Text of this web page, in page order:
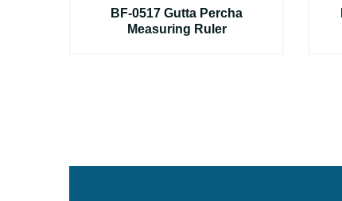
BF-0517 Gutta Percha
Measuring Ruler